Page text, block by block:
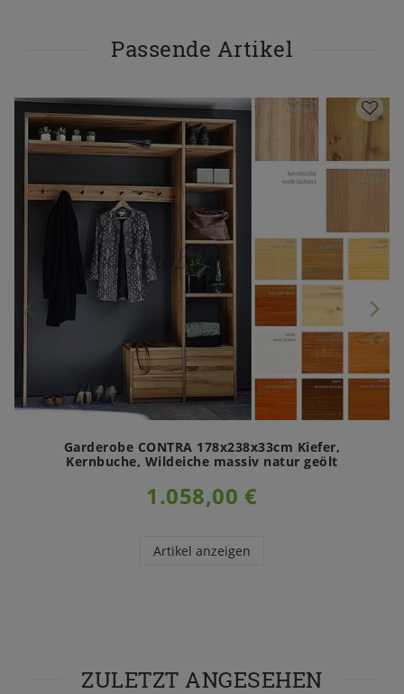
Passende Artikel
Garderobe CONTRA 178x238x33cm Kiefer,
Kernbuche, Wildeiche massiv natur geölt
1.058,00 €
Artikel anzeigen
ZULETZT ANGESEHEN